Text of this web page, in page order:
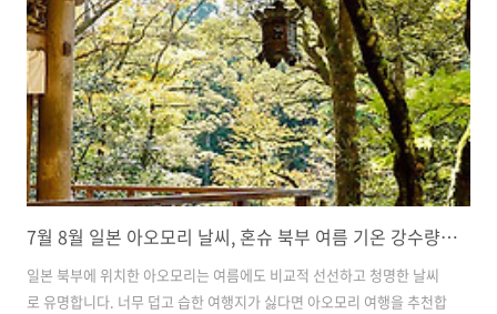
7월 8월 일본 아오모리 날씨, 혼슈 북부 여름 기온 강수량 여행 시기 옷차림
일본 북부에 위치한 아오모리는 여름에도 비교적 선선하고 청명한 날씨
로 유명합니다. 너무 덥고 습한 여행지가 싫다면 아오모리 여행을 추천합